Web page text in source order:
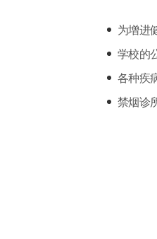
为增进
学校的
各种疾
禁烟诊